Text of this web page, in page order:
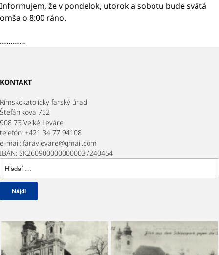
Informujem, že v pondelok, utorok a sobotu bude svätá
omša o 8:00 ráno.
…………
KONTAKT
Rímskokatolícky farský úrad
Štefánikova 752
908 73 Veľké Leváre
telefón: +421 34 77 94108
e-mail: faravlevare@gmail.com
IBAN: SK2609000000000037240454